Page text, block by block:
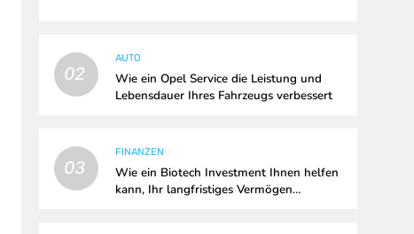
02
AUTO
Wie ein Opel Service die Leistung und
Lebensdauer Ihres Fahrzeugs verbessert
03
FINANZEN
Wie ein Biotech Investment Ihnen helfen
kann, Ihr langfristiges Vermögen